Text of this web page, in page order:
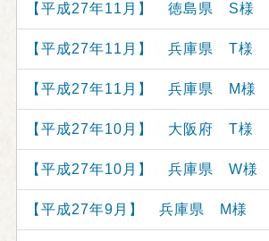
【平成27年11月】 徳島県 S様
【平成27年11月】 兵庫県 T様
【平成27年11月】 兵庫県 M様
【平成27年10月】 大阪府 T様
【平成27年10月】 兵庫県 W様
【平成27年9月】 兵庫県 M様